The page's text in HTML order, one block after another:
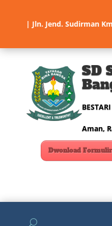
| Jln. Jend. Sudirman
SD
Aman,
Dwonload